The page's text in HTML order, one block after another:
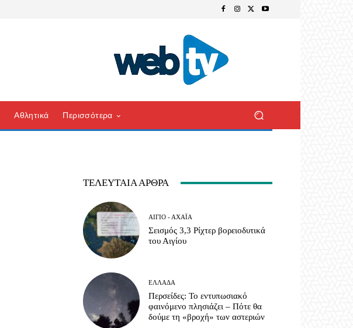
Αθλητικά Περισσότερα
ΤΕΛΕΥΤΑΊΑ ΆΡΘΡΑ
ΑΊΓΙΟ - ΑΧΑΪ́Α
Σεισμός 3,3 Ρίχτερ βορειοδυτικά
του Αιγίου
ΕΛΛΆΔΑ
Περσείδες: Το εντυπωσιακό
φαινόμενο πλησιάζει – Πότε θα
δούμε τη «βροχή» των αστεριών